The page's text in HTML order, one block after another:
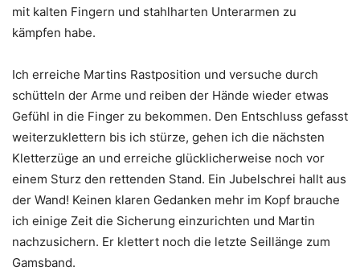
mit kalten Fingern und stahlharten Unterarmen zu
kämpfen habe.
Ich erreiche Martins Rastposition und versuche durch
schütteln der Arme und reiben der Hände wieder etwas
Gefühl in die Finger zu bekommen. Den Entschluss gefasst
weiterzuklettern bis ich stürze, gehen ich die nächsten
Kletterzüge an und erreiche glücklicherweise noch vor
einem Sturz den rettenden Stand. Ein Jubelschrei hallt aus
der Wand! Keinen klaren Gedanken mehr im Kopf brauche
ich einige Zeit die Sicherung einzurichten und Martin
nachzusichern. Er klettert noch die letzte Seillänge zum
Gamsband.